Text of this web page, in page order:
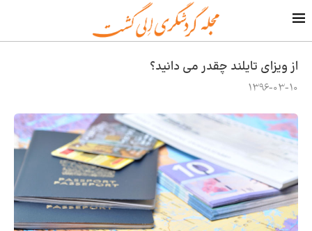
از ویزای تایلند چقدر می دانید؟
1396-03-10